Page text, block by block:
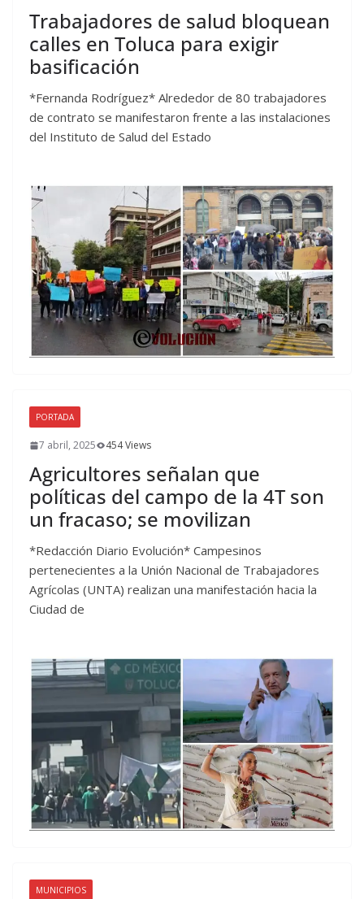
Trabajadores de salud bloquean
calles en Toluca para exigir
basificación
*Fernanda Rodríguez* Alrededor de 80 trabajadores
de contrato se manifestaron frente a las instalaciones
del Instituto de Salud del Estado
PORTADA
7 abril, 2025 454 Views
Agricultores señalan que
políticas del campo de la 4T son
un fracaso; se movilizan
*Redacción Diario Evolución* Campesinos
pertenecientes a la Unión Nacional de Trabajadores
Agrícolas (UNTA) realizan una manifestación hacia la
Ciudad de
MUNICIPIOS